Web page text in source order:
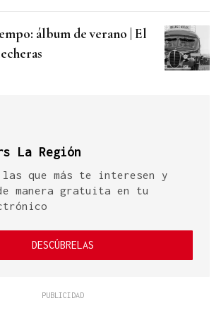
álbum de verano | El
La Región
las que más te interesen y
manera gratuita en tu
DESCÚBRELAS